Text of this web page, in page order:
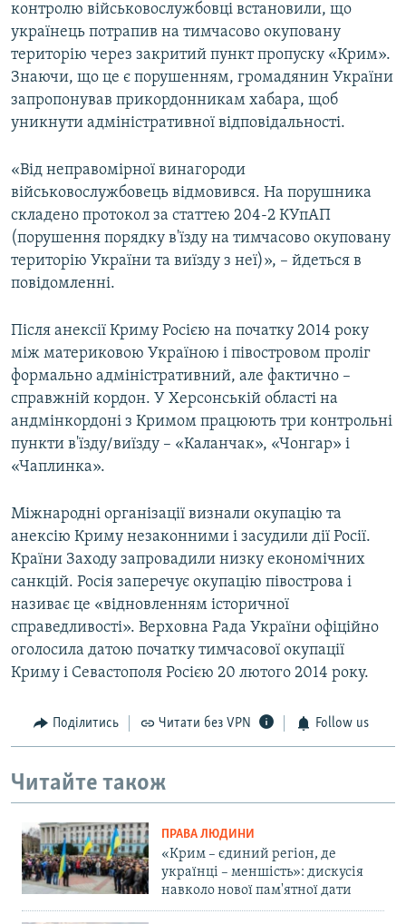
контролю військовослужбовці встановили, що
українець потрапив на тимчасово окуповану
територію через закритий пункт пропуску «Крим».
Знаючи, що це є порушенням, громадянин України
запропонував прикордонникам хабара, щоб
уникнути адміністративної відповідальності.
«Від неправомірної винагороди
військовослужбовець відмовився. На порушника
складено протокол за статтею 204-2 КУпАП
(порушення порядку в'їзду на тимчасово окуповану
територію України та виїзду з неї)», – йдеться в
повідомленні.
Після анексії Криму Росією на початку 2014 року
між материковою Україною і півостровом проліг
формально адміністративний, але фактично –
справжній кордон. У Херсонській області на
андмінкордоні з Кримом працюють три контрольні
пункти в'їзду/виїзду – «Каланчак», «Чонгар» і
«Чаплинка».
Міжнародні організації визнали окупацію та
анексію Криму незаконними і засудили дії Росії.
Країни Заходу запровадили низку економічних
санкцій. Росія заперечує окупацію півострова і
називає це «відновленням історичної
справедливості». Верховна Рада України офіційно
оголосила датою початку тимчасової окупації
Криму і Севастополя Росією 20 лютого 2014 року.
Поділитись Читати без VPN Follow us
Читайте також
ПРАВА ЛЮДИНИ
«Крим – єдиний регіон, де
українці – меншість»: дискусія
навколо нової пам'ятної дати